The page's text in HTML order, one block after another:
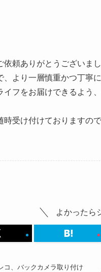
頼ありがとうございまし
より一層慎重かつ丁寧
フをお届けできるよう
時受け付けておりますの
よかったら
コ、バックカメラ取り付け